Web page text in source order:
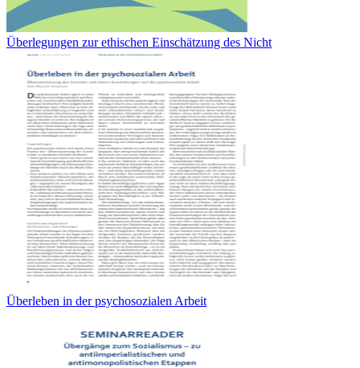
Überlegungen zur ethischen Einschätzung des Nicht
Überleben in der psychosozialen Arbeit